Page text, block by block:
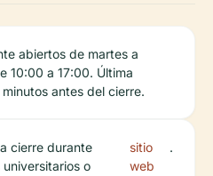
abiertos de martes a
10:00 a 17:00. Última
antes del cierre.
cierre durante
o
sitio
web
.